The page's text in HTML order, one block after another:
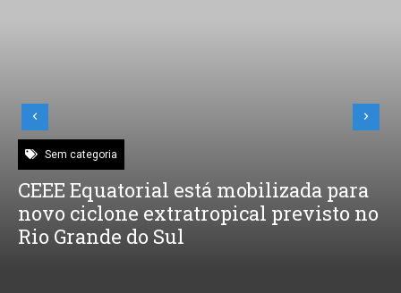
Sem categoria
CEEE Equatorial está mobilizada para
novo ciclone extratropical previsto no
Rio Grande do Sul